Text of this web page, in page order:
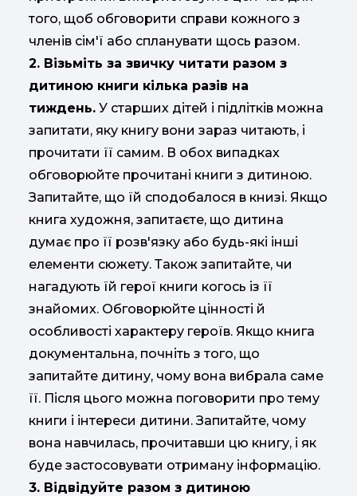
того, щоб обговорити справи кожного з
членів сім'ї або спланувати щось разом.
2. Візьміть за звичку читати разом з
дитиною книги кілька разів на
тиждень. У старших дітей і підлітків можна
запитати, яку книгу вони зараз читають, і
прочитати її самим. В обох випадках
обговорюйте прочитані книги з дитиною.
Запитайте, що їй сподобалося в книзі. Якщо
книга художня, запитаєте, що дитина
думає про її розв'язку або будь-які інші
елементи сюжету. Також запитайте, чи
нагадують їй герої книги когось із її
знайомих. Обговорюйте цінності й
особливості характеру героїв. Якщо книга
документальна, почніть з того, що
запитайте дитину, чому вона вибрала саме
її. Після цього можна поговорити про тему
книги і інтереси дитини. Запитайте, чому
вона навчилась, прочитавши цю книгу, і як
буде застосовувати отриману інформацію.
3. Відвідуйте разом з дитиною